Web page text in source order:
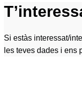
Si estàs interessat/
les teves dades i ens